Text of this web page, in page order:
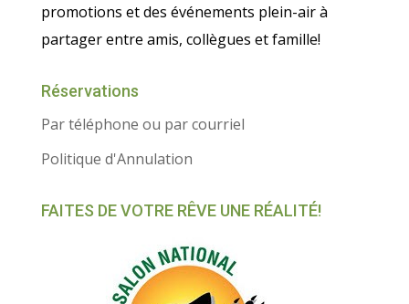
promotions et des événements plein-air à
partager entre amis, collègues et famille!
Réservations
Par téléphone ou par courriel
Politique d'Annulation
FAITES DE VOTRE RÊVE UNE RÉALITÉ!